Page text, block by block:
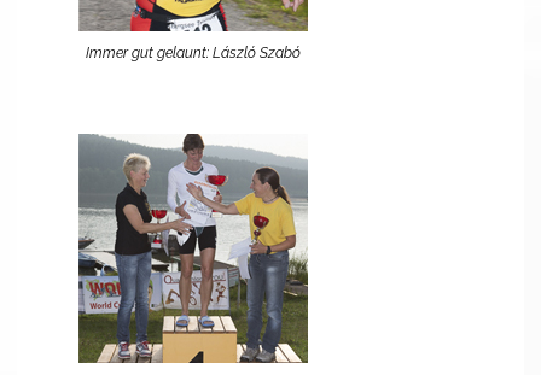
Immer gut gelaunt: László Szabó